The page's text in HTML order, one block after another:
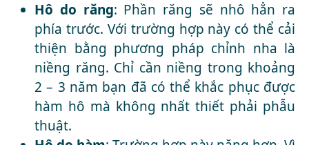
Hô do răng: Phần răng sẽ nhô hẳn ra
phía trước. Với trường hợp này có thể cải
thiện bằng phương pháp chỉnh nha là
niềng răng. Chỉ cần niềng trong khoảng
2 – 3 năm bạn đã có thể khắc phục được
hàm hô mà không nhất thiết phải phẫu
thuật.